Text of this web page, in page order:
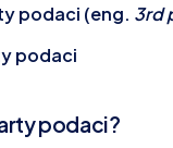
podaci (eng. 3rd
podaci
podaci?